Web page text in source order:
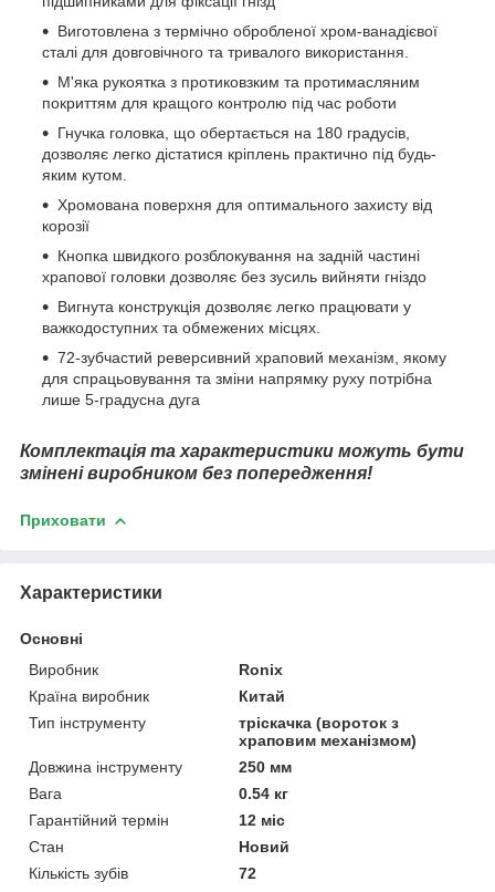
Виготовлена з термічно обробленої хром-ванадієвої
сталі для довговічного та тривалого використання.
М'яка рукоятка з протиковзким та протимасляним
покриттям для кращого контролю під час роботи
Гнучка головка, що обертається на 180 градусів,
дозволяє легко дістатися кріплень практично під будь-
яким кутом.
Хромована поверхня для оптимального захисту від
корозії
Кнопка швидкого розблокування на задній частині
храпової головки дозволяє без зусиль вийняти гніздо
Вигнута конструкція дозволяє легко працювати у
важкодоступних та обмежених місцях.
72-зубчастий реверсивний храповий механізм, якому
для спрацьовування та зміни напрямку руху потрібна
лише 5-градусна дуга
Комплектація та характеристики можуть бути
змінені виробником без попередження!
Приховати
Характеристики
Основні
Виробник
Ronix
Країна виробник
Китай
Тип інструменту
тріскачка (вороток з
храповим механізмом)
Довжина інструменту
250 мм
Вага
0.54 кг
Гарантійний термін
12 міс
Стан
Новий
Кількість зубів
72